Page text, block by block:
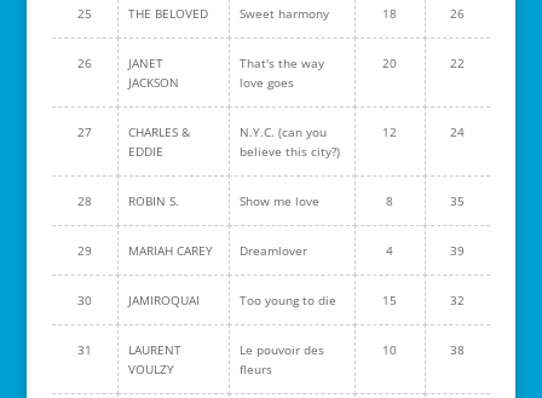
25 THE BELOVED Sweet harmony 18 26
26
JANET
JACKSON
That's the way
love goes
20 22
27
CHARLES &
EDDIE
N.Y.C. (can you
believe this city?)
12 24
28 ROBIN S. Show me love 8 35
29 MARIAH CAREY Dreamlover 4 39
30 JAMIROQUAI Too young to die 15 32
31
LAURENT
VOULZY
Le pouvoir des
fleurs
10 38